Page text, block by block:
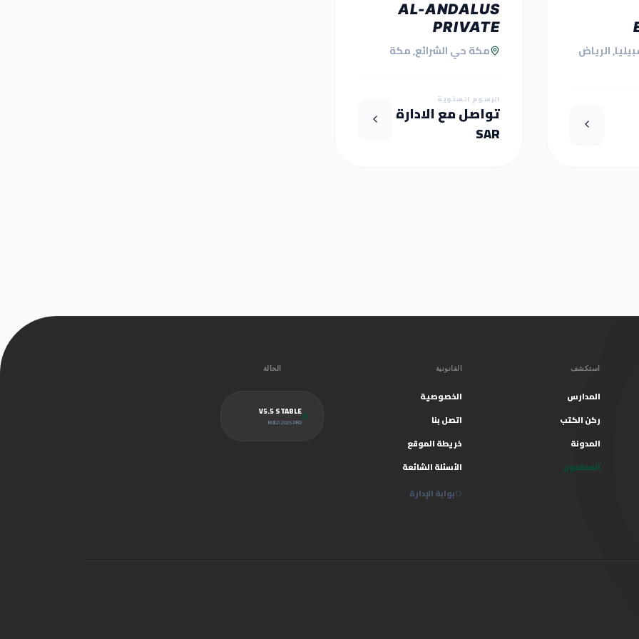
الرياض
AL-ANDALUS
PRIVATE
SCHOOL-
MAKKAH
مكة حي الشرائع, مكة
الرسوم السنوية
تواصل مع الادارة
SAR
استكشف
المدارس
ركن الكتب
المدونة
المعلمون
القانونية
الخصوصية
اتصل بنا
خريطة الموقع
الأسئلة الشائعة
بوابة الإدارة
الحالة
V5.5 STABLE
BUILD 2025.PRO